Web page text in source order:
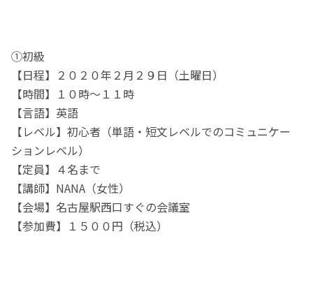
①初級
【日程】２０２０年２月２９日（土曜日）
【時間】１０時〜１１時
【言語】英語
【レベル】初心者（単語・短文レベルでのコミュニケー
ションレベル）
【定員】４名まで
【講師】NANA（女性）
【会場】名古屋駅西口すぐの会議室
【参加費】１５００円（税込）